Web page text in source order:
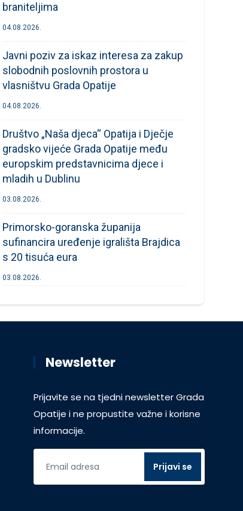
braniteljima
04.08.2026.
Javni poziv za iskaz interesa za zakup
slobodnih poslovnih prostora u
vlasništvu Grada Opatije
04.08.2026.
Društvo „Naša djeca“ Opatija i Dječje
gradsko vijeće Grada Opatije među
europskim predstavnicima djece i
mladih u Dublinu
03.08.2026.
Primorsko-goranska županija
sufinancira uređenje igrališta Brajdica
s 20 tisuća eura
03.08.2026.
Newsletter
Prijavite se na tjedni newsletter Grada
Opatije i ne propustite važne i korisne
informacije.